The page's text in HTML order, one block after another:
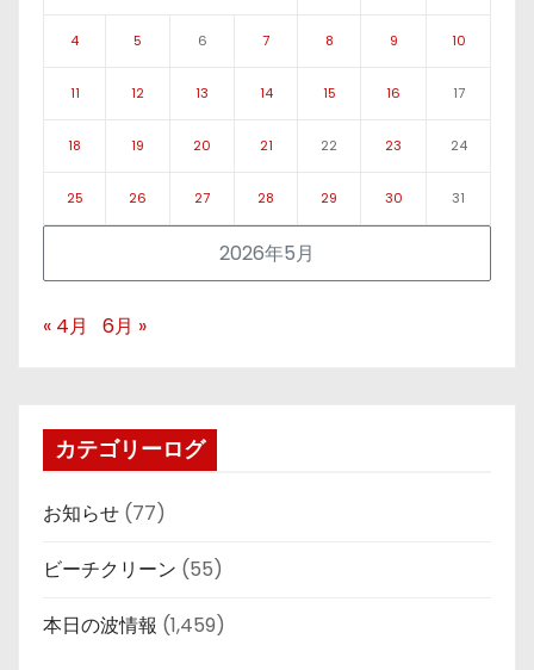
2026年5月
4 5 6 7 8 9 10
11 12 13 14 15 16 17
18 19 20 21 22 23 24
25 26 27 28 29 30 31
« 4月 6月 »
カテゴリーログ
お知らせ (77)
ビーチクリーン (55)
本日の波情報 (1,459)